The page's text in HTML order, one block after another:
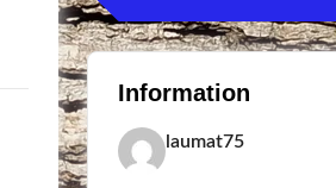
Information
laumat75